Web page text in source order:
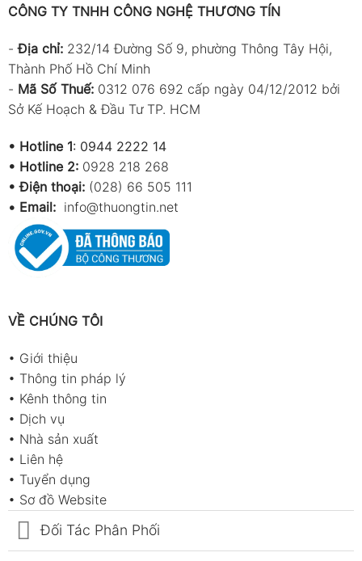
CÔNG TY TNHH CÔNG NGHỆ THƯƠNG TÍN
-Địa chỉ: 232/14 Đường Số 9, phường Thông Tây Hội,
Thành Phố Hồ Chí Minh
- Mã Số Thuế: 0312 076 692 cấp ngày 04/12/2012 bởi
Sở Kế Hoạch & Đầu Tư TP. HCM
• Hotline 1: 0944 2222 14
• Hotline 2: 0928 218 268
• Điện thoại: (028) 66 505 111
• Email: info@thuongtin.net
VỀ CHÚNG TÔI
• Giới thiệu
• Thông tin pháp lý
• Kênh thông tin
• Dịch vụ
• Nhà sản xuất
• Liên hệ
• Tuyển dụng
• Sơ đồ Website
Đối Tác Phân Phối